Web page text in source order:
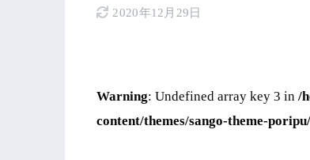
2020年12月29日
Warning: Undefined array key 3 in /
content/themes/sango-theme-